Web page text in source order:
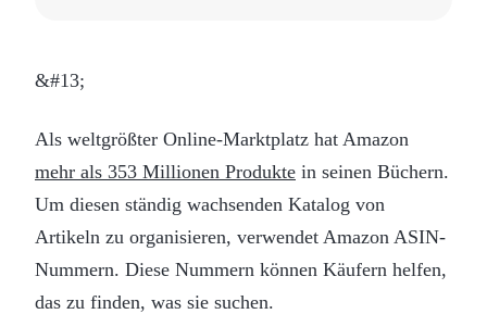
&#13;
Als weltgrößter Online-Marktplatz hat Amazon
mehr als 353 Millionen Produkte in seinen Büchern.
Um diesen ständig wachsenden Katalog von
Artikeln zu organisieren, verwendet Amazon ASIN-
Nummern. Diese Nummern können Käufern helfen,
das zu finden, was sie suchen.